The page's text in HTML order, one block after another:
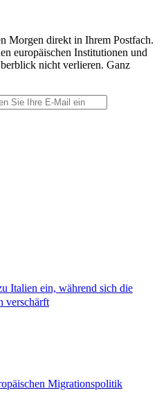
Morgen direkt in Ihrem Postfach.
europäischen Institutionen und
nicht verlieren. Ganz
Italien ein, während sich die
verschärft
Migrationspolitik